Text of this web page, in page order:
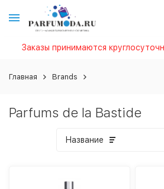
Заказы принимаются
Главная Brands
Parfums de la Bastide
Название